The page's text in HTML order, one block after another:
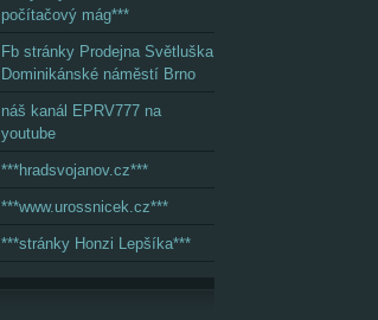
počítačový mág***
Fb stránky Prodejna Světluška
Dominikánské náměstí Brno
náš kanál EPRV777 na
youtube
***hradsvojanov.cz***
***www.urossnicek.cz***
***stránky Honzi Lepšíka***